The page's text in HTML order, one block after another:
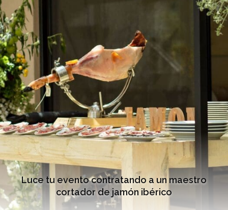
Luce tu evento contratando a un maestro
cortador de jamón ibérico